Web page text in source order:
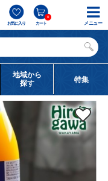
お気に入り カート
0
地域から
探す
特集
メニュー